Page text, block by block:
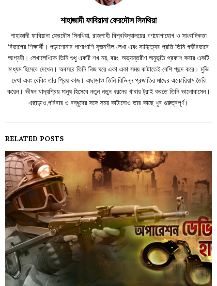
শাহাজাদী ফাবিয়ানা ফেরদৌস সিনথিয়া
শাহাজাদী ফাবিয়ানা ফেরদৌস সিনথিয়া, রাজশাহী বিশ্ববিদ্যালয়ের গণযোগাযোগ ও সাংবাদিকতা
বিভাগের শিক্ষার্থী। পড়াশোনার পাশাপাশি সৃজনশীল লেখা এবং সাহিত্যের প্রতি তিনি গভীরভাবে
আগ্রহী। লেখালেখিকে তিনি শুধু একটি শখ নয়, বরং, অভ্যন্তরীণ অনুভূতি প্রকাশ করার একটি
মাধ্যম হিসেবে দেখেন। অবসরে তিনি নিজ ঘরে একা একা সময় কাটাতেই বেশি পছন্দ করে। মুভি
দেখা এবং বেকিং তাঁর প্রিয় কাজ। এছাড়াও তিনি বিভিন্ন প্রজাতির মাছের একোরিয়াম তৈরি
করেন। ভীষন খাদ্যপ্রিয় মানুষ হিসেবে নতুন নতুন ধরনের খাবার ট্রাই করতে তিনি ভালোবাসেন।
এছাড়াও,পরিবার ও বন্ধুদের সঙ্গে সময় কাটানোও তার কাছে খুব গুরুত্বপূর্ণ।
RELATED POSTS